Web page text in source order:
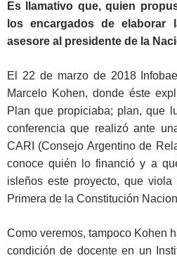
Es llamativo que, quien
los encargados de
asesore al presidente de la
El 22 de marzo de 2018
Marcelo Kohen, donde éste
Plan que propiciaba; plan, que
conferencia que realizó ante
CARI (Consejo Argentino de
conoce quién lo financió y a
isleños este proyecto, que
Primera de la Constitución
Como veremos, tampoco Kohen
condición de docente en un